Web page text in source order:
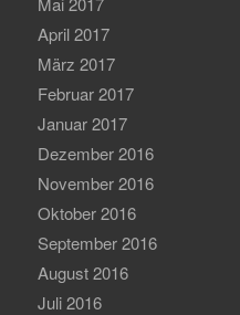
April 2017
März 2017
Februar 2017
Januar 2017
Dezember 2016
November 2016
Oktober 2016
September 2016
August 2016
Juli 2016